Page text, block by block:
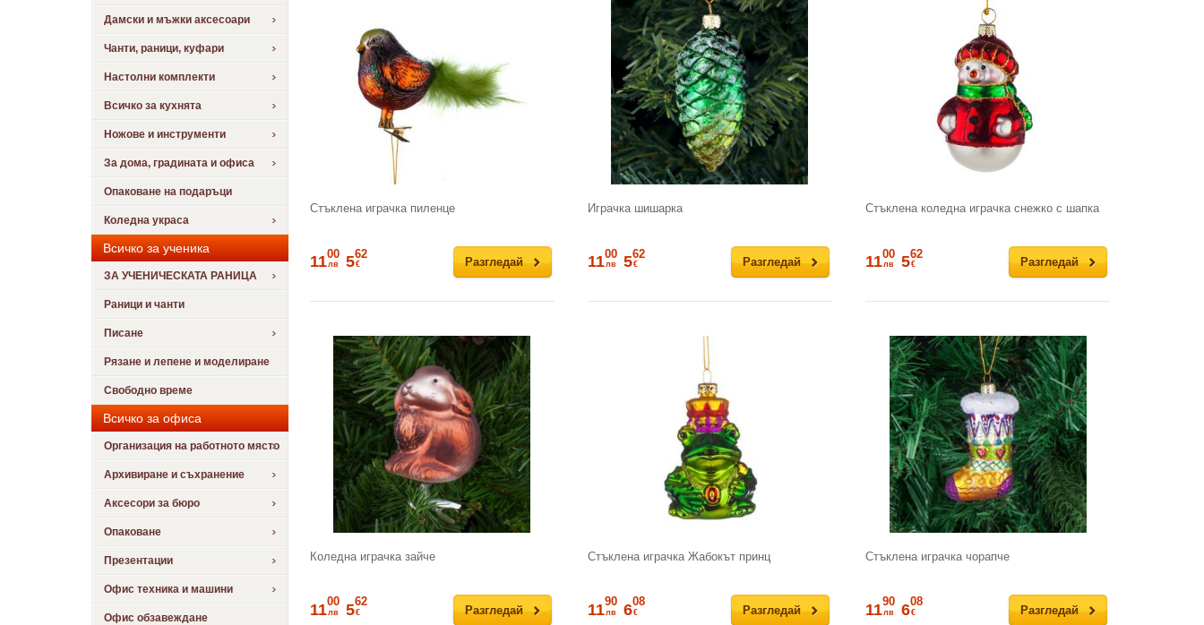
Дамски и мъжки аксесоари
Чанти, раници, куфари
Настолни комплекти
Всичко за кухнята
Ножове и инструменти
За дома, градината и офиса
Опаковане на подаръци
Коледна украса
Всичко за ученика
ЗА УЧЕНИЧЕСКАТА РАНИЦА
Раници и чанти
Писане
Рязане и лепене и моделиране
Свободно време
Всичко за офиса
Организация на работното място
Архивиране и съхранение
Аксесори за бюро
Опаковане
Презентации
Офис техника и машини
Офис обзавеждане
Стъклена играчка пиленце
Разгледай
1100
лв 562
€
Играчка шишарка
Разгледай
1100
лв 562
€
Стъклена коледна играчка снежко с шапка
Разгледай
1100
лв 562
€
Коледна играчка зайче
Разгледай
1100
лв 562
€
Стъклена играчка Жабокът принц
Разгледай
1190
лв 608
€
Стъклена играчка чорапче
Разгледай
1190
лв 608
€